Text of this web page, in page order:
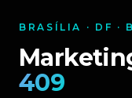
BRASÍLIA · DF ·
409